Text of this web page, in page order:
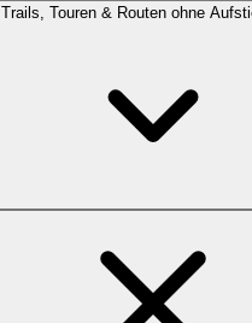
Trails, Touren & Routen ohne